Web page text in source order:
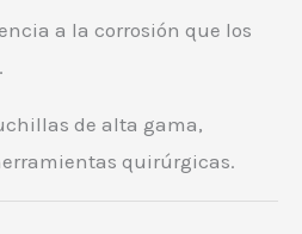
a la corrosión que los
de alta gama,
quirúrgicas.